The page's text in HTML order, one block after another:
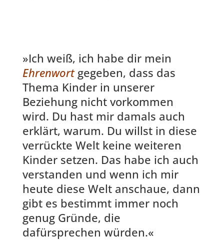
»Ich weiß, ich habe dir mein
Ehrenwort gegeben, dass das
Thema Kinder in unserer
Beziehung nicht vorkommen
wird. Du hast mir damals auch
erklärt, warum. Du willst in diese
verrückte Welt keine weiteren
Kinder setzen. Das habe ich auch
verstanden und wenn ich mir
heute diese Welt anschaue, dann
gibt es bestimmt immer noch
genug Gründe, die
dafürsprechen würden.«